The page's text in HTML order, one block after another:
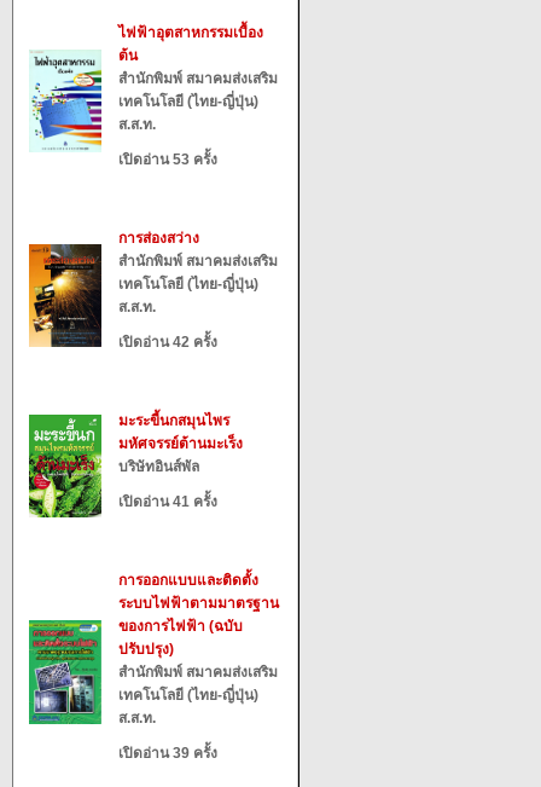
ไฟฟ้าอุตสาหกรรมเบื้อง
ต้น
สำนักพิมพ์ สมาคมส่งเสริม
เทคโนโลยี (ไทย-ญี่ปุ่น)
ส.ส.ท.
เปิดอ่าน 53 ครั้ง
การส่องสว่าง
สำนักพิมพ์ สมาคมส่งเสริม
เทคโนโลยี (ไทย-ญี่ปุ่น)
ส.ส.ท.
เปิดอ่าน 42 ครั้ง
มะระขี้นกสมุนไพร
มหัศจรรย์ต้านมะเร็ง
บริษัทอินส์พัล
เปิดอ่าน 41 ครั้ง
การออกแบบและติดตั้ง
ระบบไฟฟ้าตามมาตรฐาน
ของการไฟฟ้า (ฉบับ
ปรับปรุง)
สำนักพิมพ์ สมาคมส่งเสริม
เทคโนโลยี (ไทย-ญี่ปุ่น)
ส.ส.ท.
เปิดอ่าน 39 ครั้ง